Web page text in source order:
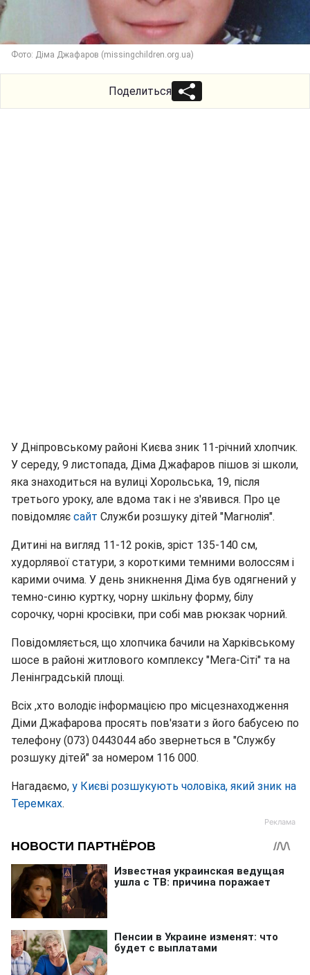
Фото: Діма Джафаров (missingchildren.org.ua)
Поделиться
У Дніпровському районі Києва зник 11-річний хлопчик.
У середу, 9 листопада, Діма Джафаров пішов зі школи,
яка знаходиться на вулиці Хорольська, 19, після
третього уроку, але вдома так і не з'явився. Про це
повідомляє сайт Служби розшуку дітей "Магнолія".
Дитині на вигляд 11-12 років, зріст 135-140 см,
худорлявої статури, з короткими темними волоссям і
карими очима. У день зникнення Діма був одягнений у
темно-синю куртку, чорну шкільну форму, білу
сорочку, чорні кросівки, при собі мав рюкзак чорний.
Повідомляється, що хлопчика бачили на Харківському
шосе в районі житлового комплексу "Мега-Сіті" та на
Ленінградській площі.
Всіх ,хто володіє інформацією про місцезнаходження
Діми Джафарова просять пов'язати з його бабусею по
телефону (073) 0443044 або звернеться в "Службу
розшуку дітей" за номером 116 000.
Нагадаємо, у Києві розшукують чоловіка, який зник на
Теремках.